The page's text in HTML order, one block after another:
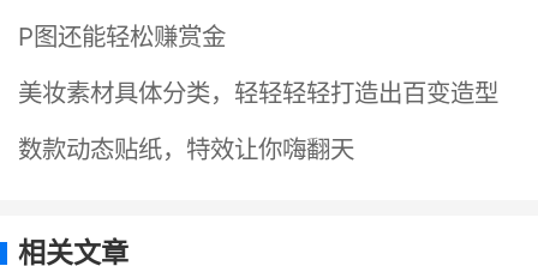
P图还能轻松赚赏金
美妆素材具体分类，轻轻轻轻打造出百变造型
数款动态贴纸，特效让你嗨翻天
相关文章